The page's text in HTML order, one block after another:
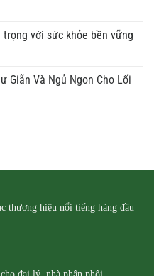
với sức khỏe bền vững
Giãn Và Ngủ Ngon Cho Lối
thương hiệu nổi tiếng hàng đầu